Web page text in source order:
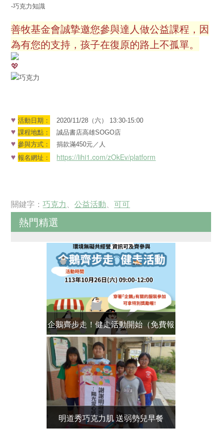
-巧克力知識
善牧基金會誠摯邀您參與達人做公益課程，因
為有您的支持，孩子在復原的路上不孤單。
♥活動日期： 2020/11/28（六） 13:30-15:00
♥課程地點： 誠品書店高雄SOGO店
♥參與方式： 捐款滿450元／人
♥報名網址： https://lihi1.com/zOkEv/platform
關鍵字：巧克力、公益活動、可可
熱門精選
企鵝齊步走！健走活動開始（免費報
名）
明道秀巧克力肌 送弱勢兒早餐